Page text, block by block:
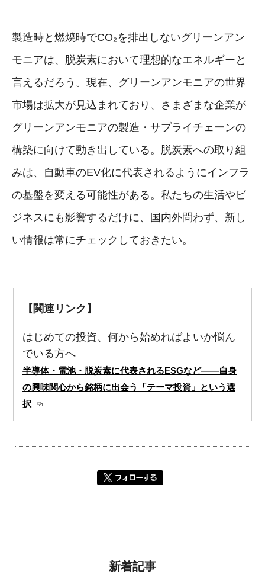
製造時と燃焼時でCO₂を排出しないグリーンアン
モニアは、脱炭素において理想的なエネルギーと
言えるだろう。現在、グリーンアンモニアの世界
市場は拡大が見込まれており、さまざまな企業が
グリーンアンモニアの製造・サプライチェーンの
構築に向けて動き出している。脱炭素への取り組
みは、自動車のEV化に代表されるようにインフラ
の基盤を変える可能性がある。私たちの生活やビ
ジネスにも影響するだけに、国内外問わず、新し
い情報は常にチェックしておきたい。
【関連リンク】
はじめての投資、何から始めればよいか悩ん
でいる方へ
半導体・電池・脱炭素に代表されるESGなど――自身
の興味関心から銘柄に出会う「テーマ投資」という選
択
新着記事